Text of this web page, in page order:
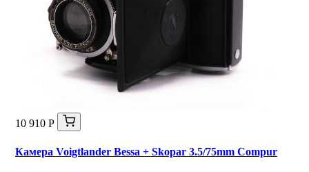
10 910 Р
Камера Voigtlander Bessa + Skopar 3.5/75mm Compur